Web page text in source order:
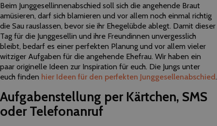
Beim Junggesellinnenabschied soll sich die angehende Braut
amüsieren, darf sich blamieren und vor allem noch einmal richtig
die Sau rauslassen, bevor sie ihr Ehegelübde ablegt. Damit dieser
Tag für die Junggesellin und ihre Freundinnen unvergesslich
bleibt, bedarf es einer perfekten Planung und vor allem vieler
witziger Aufgaben für die angehende Ehefrau. Wir haben ein
paar originelle Ideen zur Inspiration für euch. Die Jungs unter
euch finden hier Ideen für den perfekten Junggesellenabschied.
Aufgabenstellung per Kärtchen, SMS
oder Telefonanruf